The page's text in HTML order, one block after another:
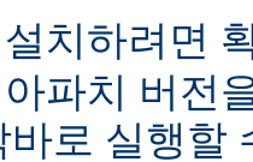
치하려면
파치 버전
바로 실행할